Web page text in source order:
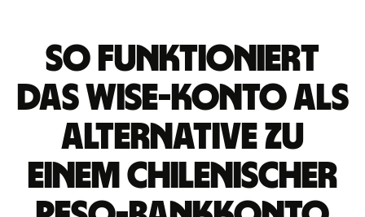
So funktioniert
das Wise-Konto als
Alternative zu
einem chilenischer